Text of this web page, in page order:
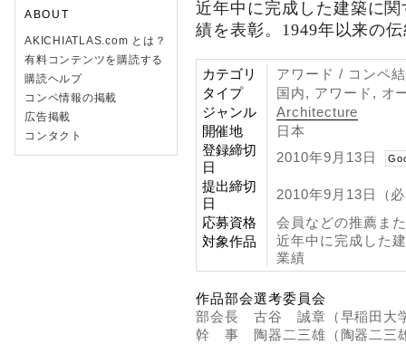
ABOUT
AKICHIATLAS.com とは？
有料コンテンツを購読する
購読ヘルプ
コンペ情報の掲載
広告掲載
コンタクト
近年中に完成した建築に
績を表彰。1949年以来の
カテゴリ
アワード / コンペ
タイプ
国内, アワード, オ
ジャンル
Architecture
開催地
日本
登録締切
日
2010年9月13日
提出締切
日
2010年9月13日（
応募資格
会員などの推薦ま
対象作品
近年中に完成した
業績
作品部会選考委員会
部会長 古谷 誠章（早稲田大
幹 事 陶器二三雄（陶器二三